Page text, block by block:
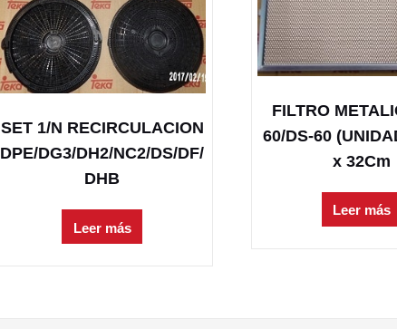
SET 1/N RECIRCULACION
DPE/DG3/DH2/NC2/DS/DF/
DHB
Leer más
FILTRO
60/DS-60
x 32Cm
Leer más